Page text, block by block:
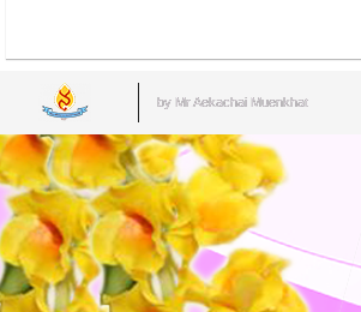
by Mr.Aekachai Muenkhat